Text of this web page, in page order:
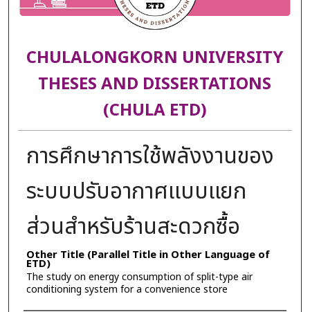
CHULALONGKORN UNIVERSITY
THESES AND DISSERTATIONS
(CHULA ETD)
การศึกษาการใช้พลังงานของ
ระบบปรับอากาศแบบแยก
ส่วนสำหรับร้านสะดวกซื้อ
Other Title (Parallel Title in Other Language of
ETD)
The study on energy consumption of split-type air
conditioning system for a convenience store